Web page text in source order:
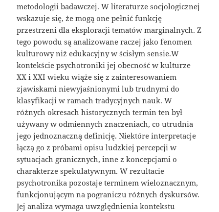
metodologii badawczej. W literaturze socjologicznej
wskazuje się, że mogą one pełnić funkcję
przestrzeni dla eksploracji tematów marginalnych. Z
tego powodu są analizowane raczej jako fenomen
kulturowy niż edukacyjny w ścisłym sensie.W
kontekście psychotroniki jej obecność w kulturze
XX i XXI wieku wiąże się z zainteresowaniem
zjawiskami niewyjaśnionymi lub trudnymi do
klasyfikacji w ramach tradycyjnych nauk. W
różnych okresach historycznych termin ten był
używany w odmiennych znaczeniach, co utrudnia
jego jednoznaczną definicję. Niektóre interpretacje
łączą go z próbami opisu ludzkiej percepcji w
sytuacjach granicznych, inne z koncepcjami o
charakterze spekulatywnym. W rezultacie
psychotronika pozostaje terminem wieloznacznym,
funkcjonującym na pograniczu różnych dyskursów.
Jej analiza wymaga uwzględnienia kontekstu